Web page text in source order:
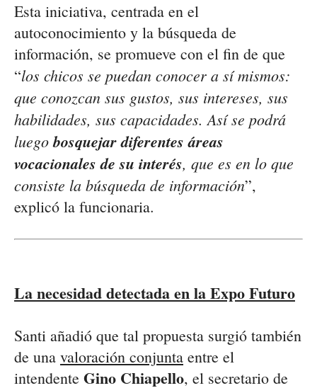
Esta iniciativa, centrada en el
autoconocimiento y la búsqueda de
información, se promueve con el fin de que
“los chicos se puedan conocer a sí mismos:
que conozcan sus gustos, sus intereses, sus
habilidades, sus capacidades. Así se podrá
luegobosquejar diferentes áreas
vocacionales de su interés, que es en lo que
consiste la búsqueda de información”,
explicó la funcionaria.
La necesidad detectada en la Expo Futuro
Santi añadió que tal propuesta surgió también
de una valoración conjunta entre el
intendente Gino Chiapello, el secretario de